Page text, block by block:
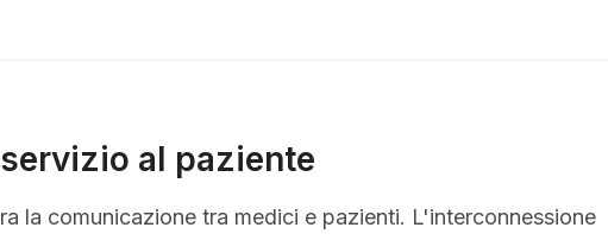
al paziente
la comunicazione tra medici e pazienti. L'interconnessione